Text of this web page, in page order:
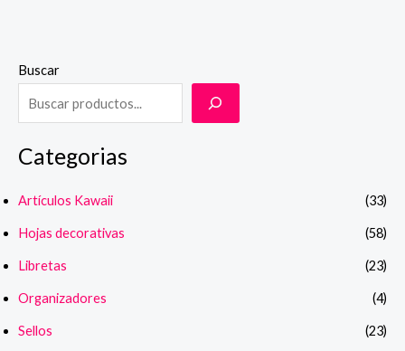
Buscar
Categorias
Artículos Kawaii (33)
Hojas decorativas (58)
Libretas (23)
Organizadores (4)
Sellos (23)